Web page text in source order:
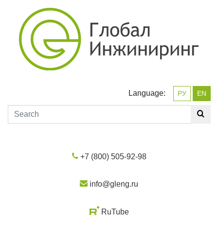
Language: РУ EN
+7 (800) 505-92-98
info@gleng.ru
RuTube